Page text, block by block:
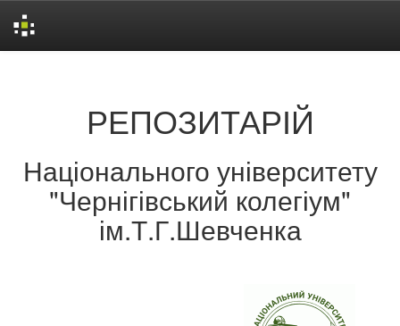
РЕПОЗИТАРІЙ
Національного університету
"Чернігівський колегіум"
ім.Т.Г.Шевченка